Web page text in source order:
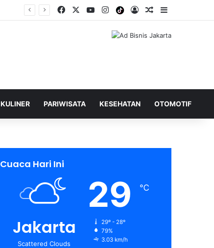
Facebook YouTubeInstagramTiktokLog InShuffle Berita
KULINER PARIWISATA KESEHATAN OTOMOTIF
Cuaca Hari Ini
Jakarta
Scattered Clouds
29 ℃
29º - 28º
79%
3.03 km/h